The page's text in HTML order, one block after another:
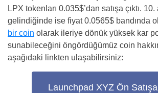
LPX tokenları 0.035$’dan satışa çıktı.
gelindiğinde ise fiyat 0.0565$ bandında
bir coin olarak ileriye dönük yüksek kar
sunabileceğini öngördüğümüz coin
aşağıdaki linkten ulaşabilirsiniz:
Launchpad XYZ Ön